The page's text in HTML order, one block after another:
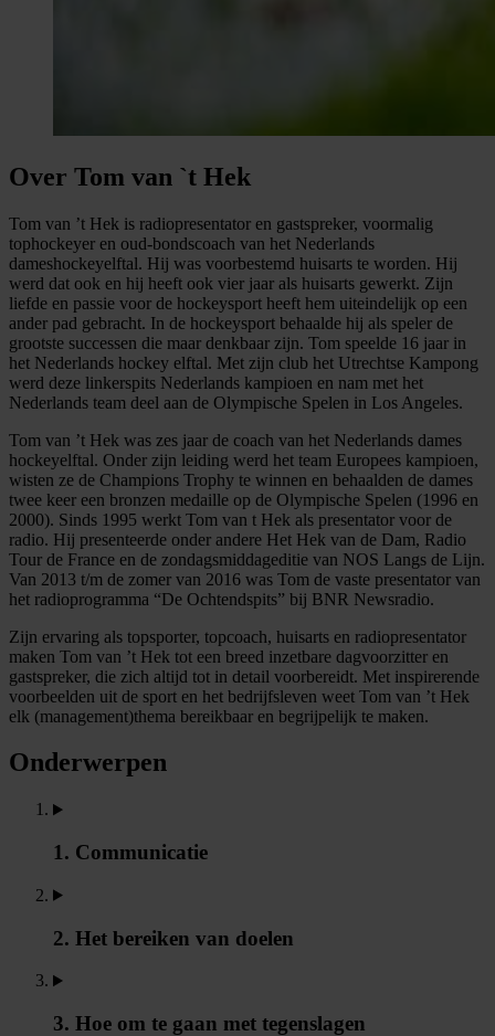
Over Tom van `t Hek
Tom van ’t Hek is radiopresentator en gastspreker, voormalig
tophockeyer en oud-bondscoach van het Nederlands
dameshockeyelftal. Hij was voorbestemd huisarts te worden. Hij
werd dat ook en hij heeft ook vier jaar als huisarts gewerkt. Zijn
liefde en passie voor de hockeysport heeft hem uiteindelijk op een
ander pad gebracht. In de hockeysport behaalde hij als speler de
grootste successen die maar denkbaar zijn. Tom speelde 16 jaar in
het Nederlands hockey elftal. Met zijn club het Utrechtse Kampong
werd deze linkerspits Nederlands kampioen en nam met het
Nederlands team deel aan de Olympische Spelen in Los Angeles.
Tom van ’t Hek was zes jaar de coach van het Nederlands dames
hockeyelftal. Onder zijn leiding werd het team Europees kampioen,
wisten ze de Champions Trophy te winnen en behaalden de dames
twee keer een bronzen medaille op de Olympische Spelen (1996 en
2000). Sinds 1995 werkt Tom van t Hek als presentator voor de
radio. Hij presenteerde onder andere Het Hek van de Dam, Radio
Tour de France en de zondagsmiddageditie van NOS Langs de Lijn.
Van 2013 t/m de zomer van 2016 was Tom de vaste presentator van
het radioprogramma “De Ochtendspits” bij BNR Newsradio.
Zijn ervaring als topsporter, topcoach, huisarts en radiopresentator
maken Tom van ’t Hek tot een breed inzetbare dagvoorzitter en
gastspreker, die zich altijd tot in detail voorbereidt. Met inspirerende
voorbeelden uit de sport en het bedrijfsleven weet Tom van ’t Hek
elk (management)thema bereikbaar en begrijpelijk te maken.
Onderwerpen
1. Communicatie
2. Het bereiken van doelen
3. Hoe om te gaan met tegenslagen